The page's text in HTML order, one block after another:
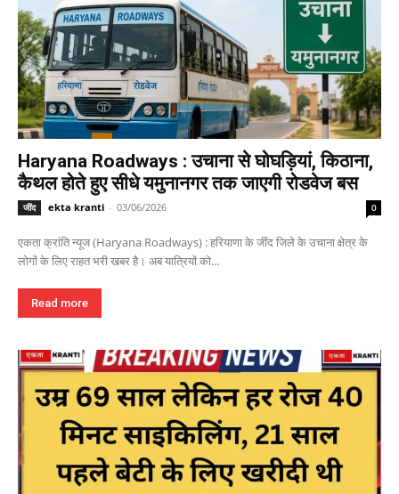
Haryana Roadways : उचाना से घोघड़ियां, किठाना,
कैथल होते हुए सीधे यमुनानगर तक जाएगी रोडवेज बस
जींद ekta kranti - 03/06/2026 0
एकता क्रांति न्यूज (Haryana Roadways) : हरियाणा के जींद जिले के उचाना क्षेत्र के
लोगों के लिए राहत भरी खबर है। अब यात्रियों को...
Read more